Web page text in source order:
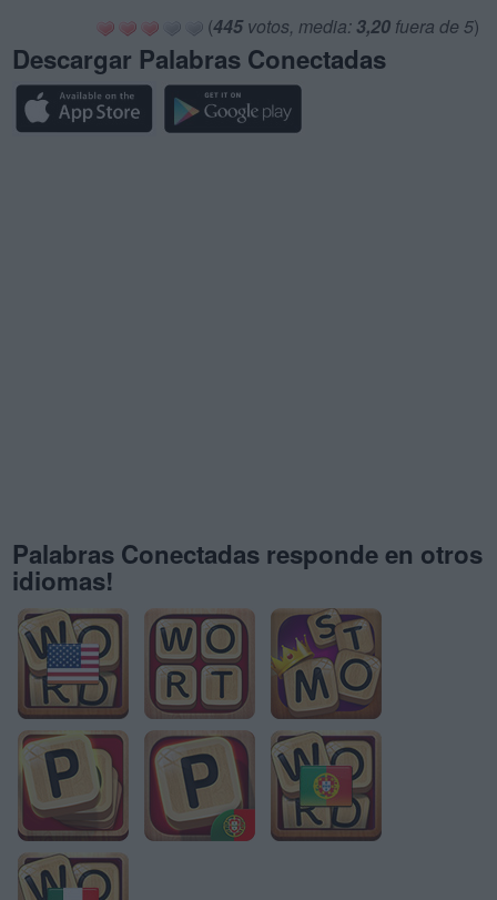
(445votos, media: 3,20 fuera de 5)
Descargar Palabras Conectadas
Palabras Conectadas responde en otros
idiomas!